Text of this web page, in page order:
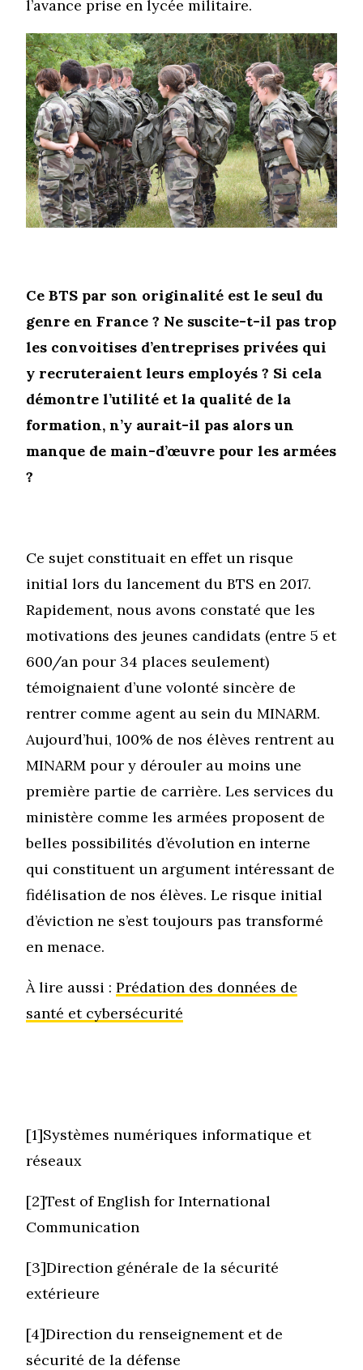
l’avance prise en lycée militaire.
Ce BTS par son originalité est le seul du
genre en France ? Ne suscite-t-il pas trop
les convoitises d’entreprises privées qui
y recruteraient leurs employés ? Si cela
démontre l’utilité et la qualité de la
formation, n’y aurait-il pas alors un
manque de main-d’œuvre pour les armées
?
Ce sujet constituait en effet un risque
initial lors du lancement du BTS en 2017.
Rapidement, nous avons constaté que les
motivations des jeunes candidats (entre 5 et
600/an pour 34 places seulement)
témoignaient d’une volonté sincère de
rentrer comme agent au sein du MINARM.
Aujourd’hui, 100% de nos élèves rentrent au
MINARM pour y dérouler au moins une
première partie de carrière. Les services du
ministère comme les armées proposent de
belles possibilités d’évolution en interne
qui constituent un argument intéressant de
fidélisation de nos élèves. Le risque initial
d’éviction ne s’est toujours pas transformé
en menace.
À lire aussi :Prédation des données de
santé et cybersécurité
[1]Systèmes numériques informatique et
réseaux
[2]Test of English for International
Communication
[3]Direction générale de la sécurité
extérieure
[4]Direction du renseignement et de
sécurité de la défense